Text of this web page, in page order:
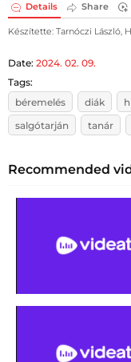
Details Share
Készítette: Tarnóczi László,
Date: 2024. 02. 09.
Tags:
béremelés
diák
salgótarján
tanár
Recommended